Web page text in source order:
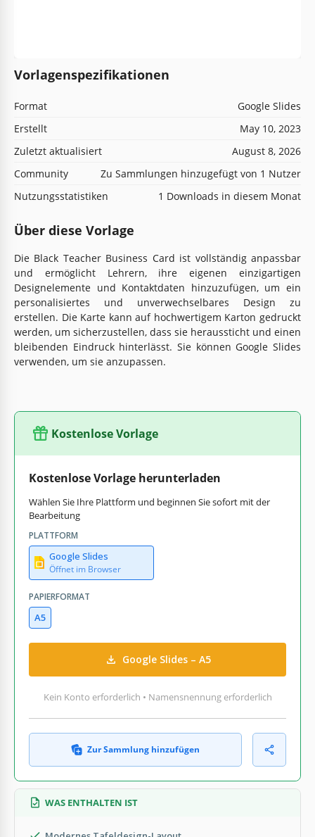
Vorlagenspezifikationen
Format
Google Slides
Erstellt
May 10, 2023
Zuletzt aktualisiert
August 8, 2026
Community
Zu Sammlungen hinzugefügt von 1 Nutzer
Nutzungsstatistiken
1 Downloads in diesem Monat
Über diese Vorlage
Die Black Teacher Business Card ist vollständig anpassbar
und ermöglicht Lehrern, ihre eigenen einzigartigen
Designelemente und Kontaktdaten hinzuzufügen, um ein
personalisiertes und unverwechselbares Design zu
erstellen. Die Karte kann auf hochwertigem Karton gedruckt
werden, um sicherzustellen, dass sie heraussticht und einen
bleibenden Eindruck hinterlässt. Sie können Google Slides
verwenden, um sie anzupassen.
Kostenlose Vorlage
Kostenlose Vorlage herunterladen
Wählen Sie Ihre Plattform und beginnen Sie sofort mit der
Bearbeitung
PLATTFORM
Google Slides
Öffnet im Browser
PAPIERFORMAT
A5
Google Slides – A5
Kein Konto erforderlich • Namensnennung erforderlich
Zur Sammlung hinzufügen
WAS ENTHALTEN IST